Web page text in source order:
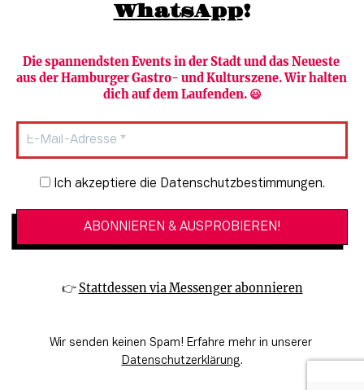
WhatsApp!
Die spannendsten Events in der Stadt und das Neueste
aus der Hamburger Gastro- und Kulturszene. Wir halten
dich auf dem Laufenden. 😃
Newsletter-Anmeldung
Ich akzeptiere die Datenschutzbestimmungen.
👉 Stattdessen via Messenger abonnieren
Wir senden keinen Spam! Erfahre mehr in unserer
Datenschutzerklärung.
Newsletter abonnieren
HAMBURG PUR
🔗 Kinoprogramm
🔗 Genuss-Guide Hamburg
Verlag
Datenschutzbestimmungen